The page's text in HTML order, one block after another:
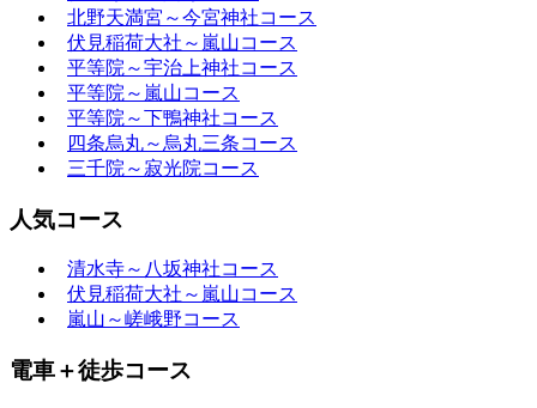
北野天満宮～今宮神社コース
伏見稲荷大社～嵐山コース
平等院～宇治上神社コース
平等院～嵐山コース
平等院～下鴨神社コース
四条烏丸～烏丸三条コース
三千院～寂光院コース
人気コース
清水寺～八坂神社コース
伏見稲荷大社～嵐山コース
嵐山～嵯峨野コース
電車＋徒歩コース